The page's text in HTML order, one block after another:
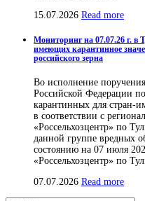
15.07.2026 Read more
Мониторинг на 07.07.26 г. в
имеющих карантинное
российского зерна
Во исполнение
Российской Федерации
карантинных для стран-
в соответствии с
«Россельхозцентр» по
данной группе вредных
состоянию на 07 июля
«Россельхозцентр» по
07.07.2026 Read more